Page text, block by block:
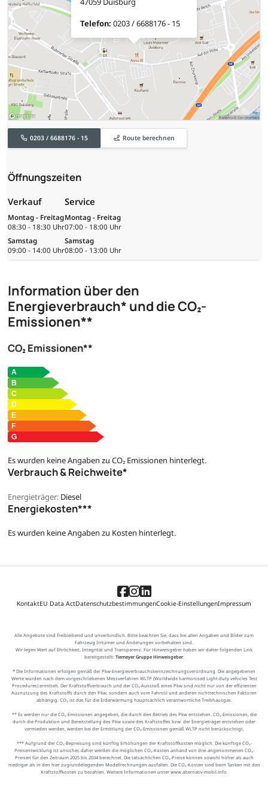
Telefon: 0203 / 6688176 - 15
0203 / 6688176 - 15 Route berechnen
Öffnungszeiten
Verkauf
Montag - Freitag
08:30 - 18:30 Uhr
Samstag
09:00 - 14:00 Uhr
Service
Montag - Freitag
07:00 - 18:00 Uhr
Samstag
08:00 - 13:00 Uhr
Information über den
Energieverbrauch* und die CO₂-
Emissionen**
CO₂ Emissionen**
Es wurden keine Angaben zu CO₂ Emissionen hinterlegt.
Verbrauch & Reichweite*
Energieträger: Diesel
Energiekosten***
Es wurden keine Angaben zu Kosten hinterlegt.
KontaktEU Data ActDatenschutzbestimmungenCookie-EinstellungenImpressum
Alle Angebote sind freibleibend und unverbindlich. Bitte beachten Sie, dass bei allen Angaben und Bilder zum
Fahrzeug Irrtümer und Änderungen vorbehalten sind.
Wir legen Wert auf Ehrlichkeit, Integrität und Transparenz. Für Hinweisgeber haben wir daher folgenden Link
bereitgestellt: Tiemeyer Gruppe Hinweisgeber.
* Die Informationen erfolgen gemäß der Pkw-Energieverbrauchskennzeichnungsverordnung. Die angegebenen
Werte wurden nach dem vorgeschriebenen Messverfahren WLTP (Worldwide harmonised Light-duty vehicles Test
Procedures) ermittelt. Der Kraftstoffverbrauch und der CO₂-Ausstoß eines Pkw sind nicht nur von der effizienten
Ausnutzung des Kraftstoffs durch den Pkw, sondern auch vom Fahrstil und anderen nichttechnischen Faktoren
abhängig. CO₂ ist das für die Erderwärmung hauptsächlich verantwortliche Treibhausgas.
** Es werden nur die CO₂-Emissionen angegeben, die durch den Betrieb des Pkw entstehen. CO₂-Emissionen, die
durch die Produktion und Bereitstellung des Pkw sowie des Kraftstoffes bzw. der Energieträger entstehen oder
vermieden werden, werden bei der Ermittlung der CO₂-Emissionen gemäß WLTP nicht berücksichtigt.
*** Aufgrund der CO₂-Bepreisung sind künftig Erhöhungen der Kraftstoffkosten möglich. Die künftige CO₂-
Preisentwicklung ist unsicher, daher werden die möglichen CO₂-Kosten anhand von drei angenommenen CO₂-
Preisen für den Zeitraum 2025 bis 2034 berechnet. Die tatsächlichen CO₂-Preise können sowohl höher als auch
niedriger als in den hier zugrundeliegenden Modellrechnungen ausfallen. Die CO₂-Kosten sind beim Tanken mit den
Kraftstoffkosten zu bezahlen. Weitere Informationen unter www.alternativ-mobil.info.